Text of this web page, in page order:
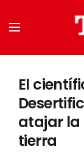
El
atajar la
tierra